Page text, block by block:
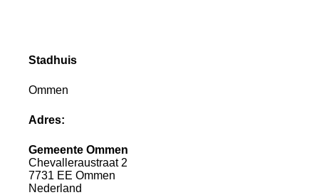
Stadhuis
Ommen
Adres:
Gemeente Ommen
Chevalleraustraat 2
7731 EE Ommen
Nederland